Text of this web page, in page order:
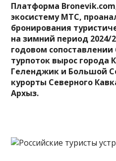
Платформа
экосистему МТС,
бронирования
на зимний период 2024/
годовом
турпоток вырос города
Геленджик и Большой
курорты Северного
Архыз.